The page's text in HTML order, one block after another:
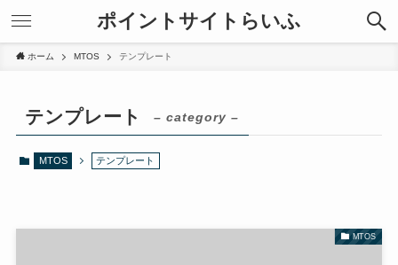
ポイントサイトらいふ
ホーム MTOS テンプレート
テンプレート – category –
MTOS テンプレート
MTOS